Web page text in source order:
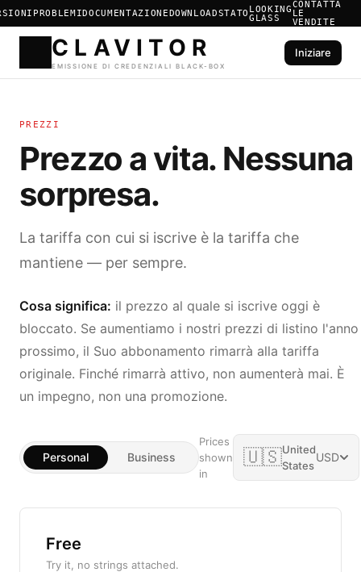
PROBLEMIDOCUMENTAZIONEDOWNLOADSTATO LOOKING
GLASS
CONTATTA
LE
VENDITE
Iniziare
PREZZI
Prezzo a vita. Nessuna
sorpresa.
La tariffa con cui si iscrive è la tariffa che
mantiene — per sempre.
Cosa significa: il prezzo al quale si iscrive oggi è
bloccato. Se aumentiamo i nostri prezzi di listino l'anno
prossimo, il Suo abbonamento rimarrà alla tariffa
originale. Finché rimarrà attivo, non aumenterà mai. È
un impegno, non una promozione.
Personal Business
Prices
shown
in
🇺🇸United
States
USD
Free
Try it, no strings attached.